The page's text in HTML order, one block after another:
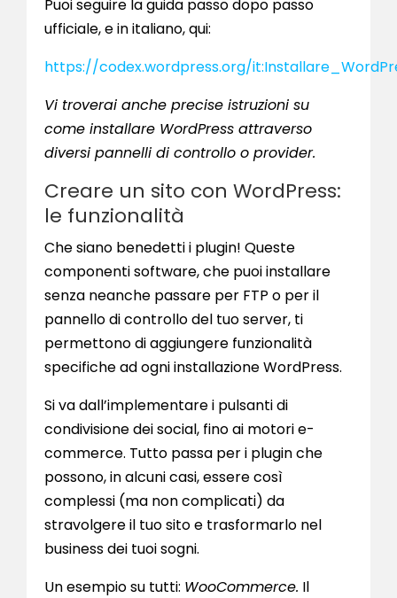
Puoi seguire la guida passo dopo passo
ufficiale, e in italiano, qui:
https://codex.wordpress.org/
Vi troverai anche precise istruzioni su
come installare WordPress attraverso
diversi pannelli di controllo o provider.
Creare un sito con WordPress:
le funzionalità
Che siano benedetti i plugin! Queste
componenti software, che puoi installare
senza neanche passare per FTP o per il
pannello di controllo del tuo server, ti
permettono di aggiungere funzionalità
specifiche ad ogni installazione WordPress.
Si va dall’implementare i pulsanti di
condivisione dei social, fino ai motori e-
commerce. Tutto passa per i plugin che
possono, in alcuni casi, essere così
complessi (ma non complicati) da
stravolgere il tuo sito e trasformarlo nel
business dei tuoi sogni.
Un esempio su tutti: WooCommerce. Il